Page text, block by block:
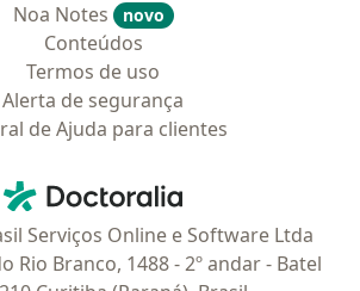
Noa Notes
novo
Conteúdos
Termos de uso
Alerta de segurança
de Ajuda para clientes
Doctoralia - Homepage
Serviços Online e Software Ltda
Rio Branco, 1488 - 2º andar - Batel